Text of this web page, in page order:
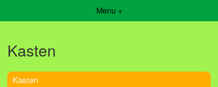
Menu +
Kasten
Kasten